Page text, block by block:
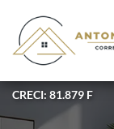
CRECI: 81.879 F